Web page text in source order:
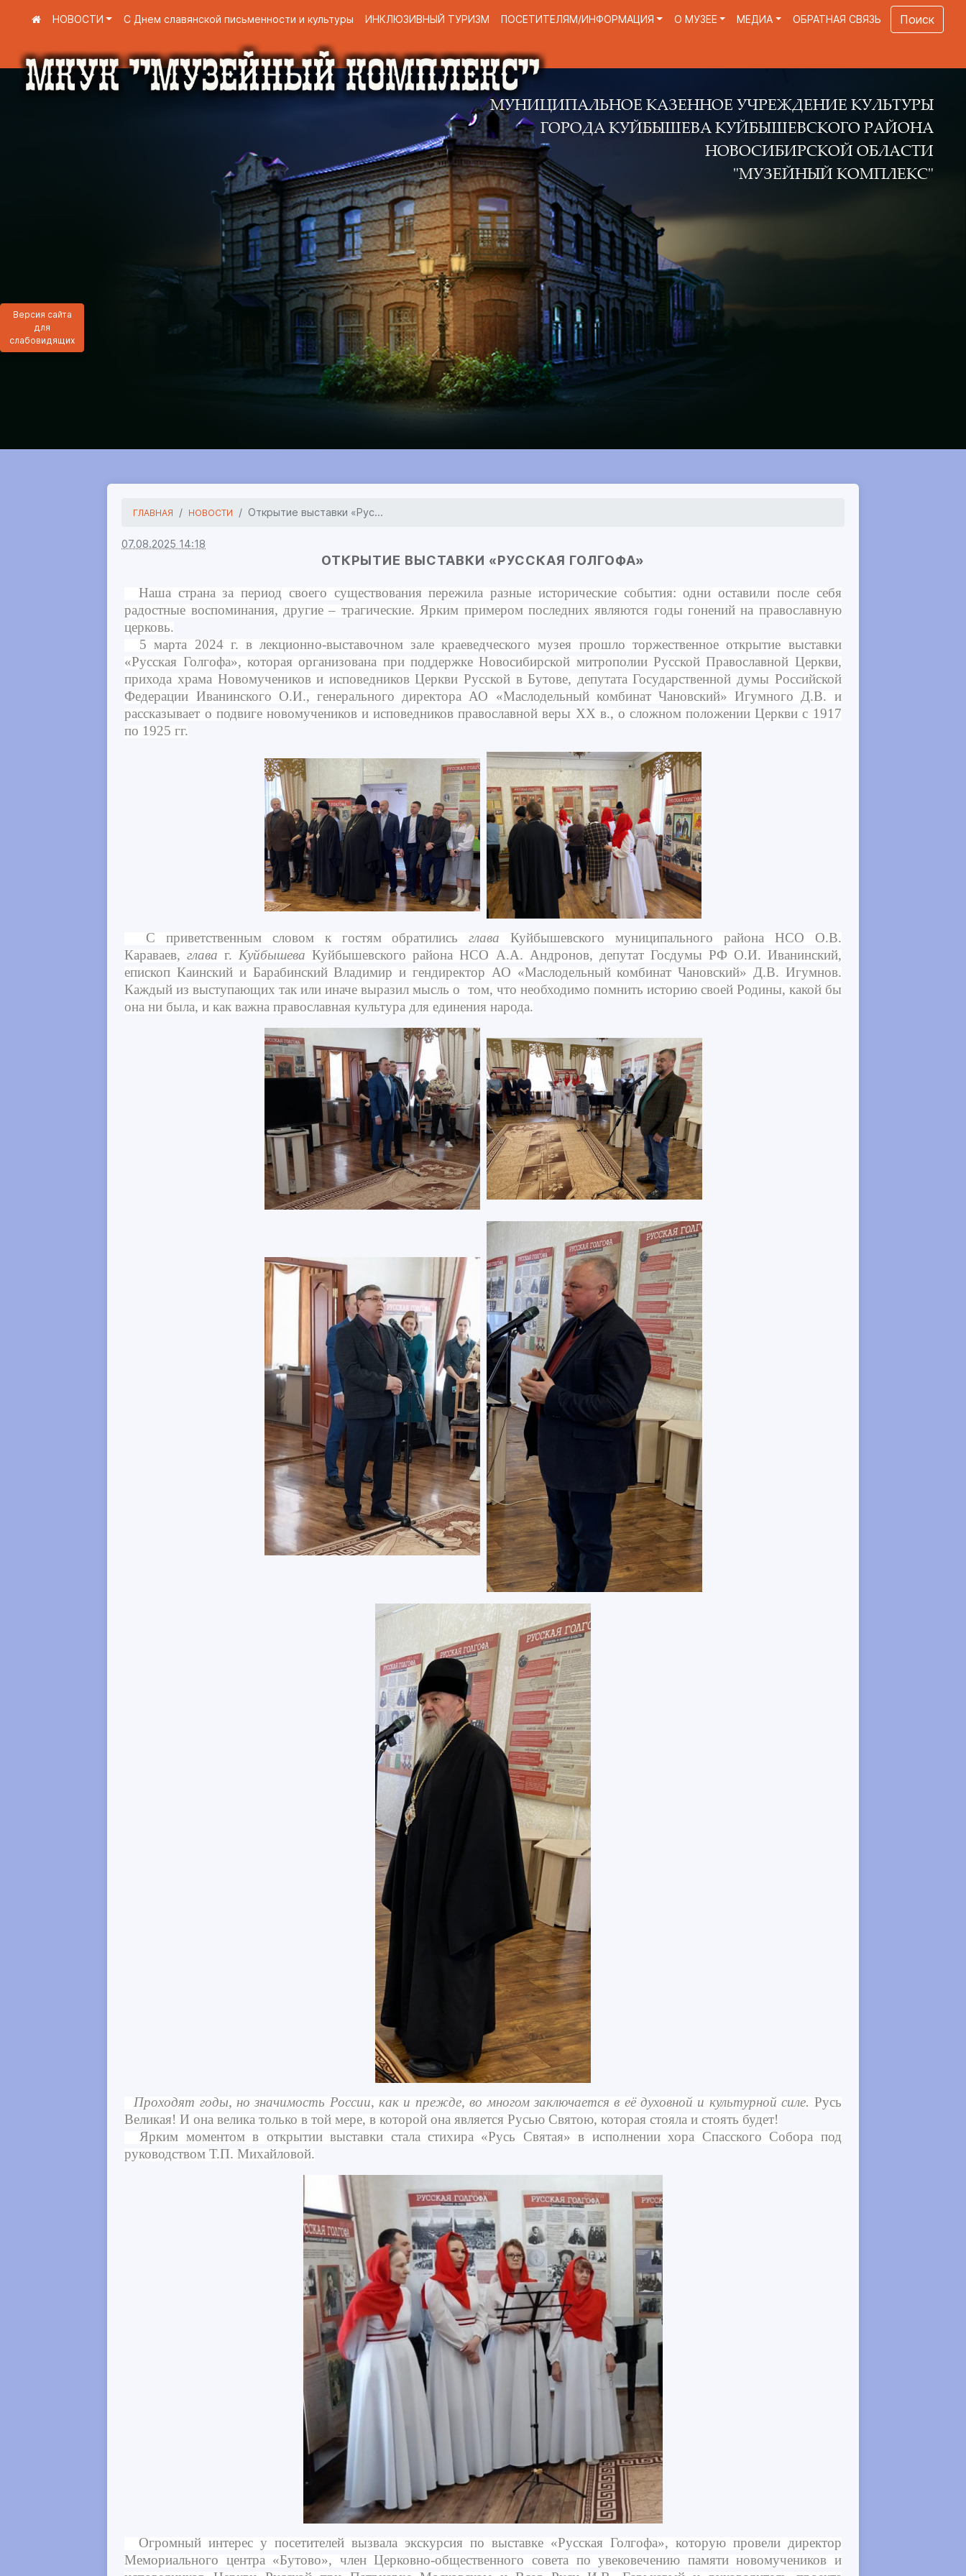
Версия сайта
для
слабовидящих
НОВОСТИ С Днем славянской письменности и культуры ИНКЛЮЗИВНЫЙ ТУРИЗМ ПОСЕТИТЕЛЯМ/ИНФОРМАЦИЯ О МУЗЕЕ МЕДИА ОБРАТНАЯ СВЯЗЬ Поиск
МУНИЦИПАЛЬНОЕ КАЗЕННОЕ УЧРЕЖДЕНИЕ КУЛЬТУРЫ
ГОРОДА КУЙБЫШЕВА КУЙБЫШЕВСКОГО РАЙОНА
НОВОСИБИРСКОЙ ОБЛАСТИ
"МУЗЕЙНЫЙ КОМПЛЕКС"
ГЛАВНАЯ НОВОСТИ Открытие выставки «Рус...
07.08.2025 14:18
ОТКРЫТИЕ ВЫСТАВКИ «РУССКАЯ ГОЛГОФА»
Наша страна за период своего существования пережила разные исторические события: одни оставили после себя
радостные воспоминания, другие – трагические. Ярким примером последних являются годы гонений на православную
церковь.
5 марта 2024 г. в лекционно-выставочном зале краеведческого музея прошло торжественное открытие выставки
«Русская Голгофа», которая организована при поддержке Новосибирской митрополии Русской Православной Церкви,
прихода храма Новомучеников и исповедников Церкви Русской в Бутове, депутата Государственной думы Российской
Федерации Иванинского О.И., генерального директора АО «Маслодельный комбинат Чановский» Игумного Д.В. и
рассказывает о подвиге новомучеников и исповедников православной веры XX в., о сложном положении Церкви с 1917
по 1925 гг.
С приветственным словом к гостям обратилисьглава Куйбышевского муниципального района НСО О.В.
Караваев, глава г. Куйбышева Куйбышевского района НСО А.А. Андронов, депутат Госдумы РФ О.И. Иванинский,
епископ Каинский и Барабинский Владимир и гендиректор АО «Маслодельный комбинат Чановский» Д.В. Игумнов.
Каждый из выступающих так или иначе выразил мысль о том, что необходимо помнить историю своей Родины, какой бы
она ни была, и как важна православная культура для единения народа.
Проходят годы, но значимость России, как и прежде, во многом заключается в её духовной и культурной силе. Русь
Великая! И она велика только в той мере, в которой она является Русью Святою, которая стояла и стоять будет!
Ярким моментом в открытии выставки стала стихира «Русь Святая» в исполнении хора Спасского Собора под
руководством Т.П. Михайловой.
Огромный интерес у посетителей вызвала экскурсия по выставке «Русская Голгофа», которую провели директор
Мемориального центра «Бутово», член Церковно-общественного совета по увековечению памяти новомучеников и